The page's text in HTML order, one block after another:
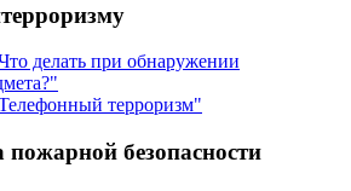
делать при обнаружении
терроризм"
безопасности